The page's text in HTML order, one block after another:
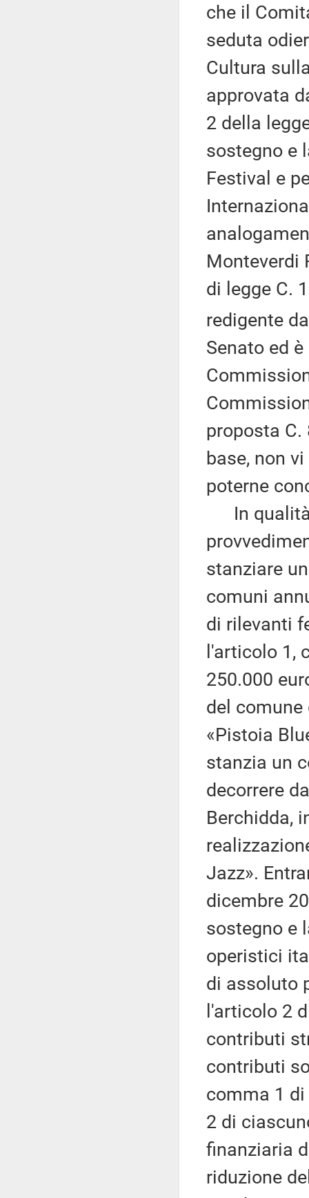
che il
seduta
Cultura
approvata
2 della
sostegno e
Festival e
Monteverdi
di legge C.
redigente
Senato ed
proposta
base, non
poterne
In qualità
stanziare
comuni
di rilevanti
l'articolo 1,
250.000
del
«Pistoia
stanzia un
decorrere
Berchidda,
Jazz».
dicembre
sostegno e
operistici
di assoluto
l'articolo 2
contributi
contributi
comma 1
2 di
finanziaria
riduzione